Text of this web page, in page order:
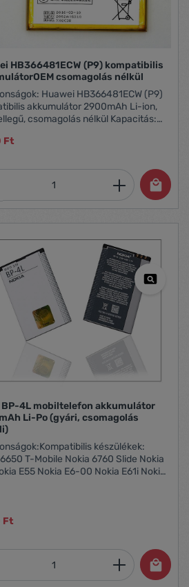
HB366481ECW (P9) kompatibilis
csomagolás nélkül
HB366481ECW (P9)
akkumulátor 2900mAh Li-ion,
csomagolás nélkül Kapacitás:
Huawei P9
Ft
Adja
BP-4L mobiltelefon akkumulátor
Li-Po (gyári, csomagolás
készülékek:
T-Mobile Nokia 6760 Slide Nokia
E55 Nokia E6-00 Nokia E61i Nokia
Ft
Adja